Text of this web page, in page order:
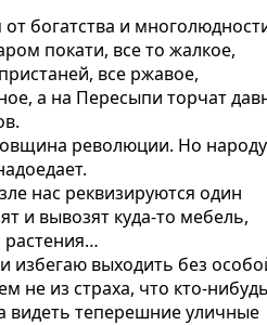
богатства и
покати, все то жалкое,
все ржавое,
а на Пересыпи торчат
революции. Но народу
нас реквизируются один
и вывозят куда-то мебель,
растения…
избегаю выходить без
не из страха, что кто-нибудь
видеть теперешние уличные